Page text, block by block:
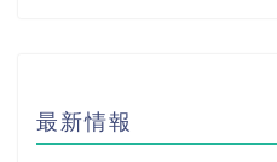
最新情報